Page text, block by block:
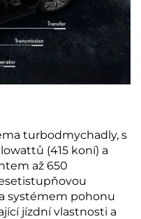
turbodmychadly, s
(415 koní) a
až 650
systémem pohonu
jízdní vlastnosti a